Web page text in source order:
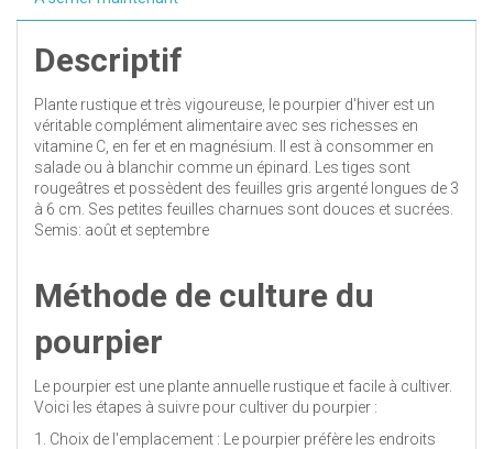
Descriptif
Plante rustique et très vigoureuse, le pourpier d'hiver est un
véritable complément alimentaire avec ses richesses en
vitamine C, en fer et en magnésium. Il est à consommer en
salade ou à blanchir comme un épinard. Les tiges sont
rougeâtres et possèdent des feuilles gris argenté longues de 3
à 6 cm. Ses petites feuilles charnues sont douces et sucrées.
Semis: août et septembre
Méthode de culture du
pourpier
Le pourpier est une plante annuelle rustique et facile à cultiver.
Voici les étapes à suivre pour cultiver du pourpier :
1. Choix de l'emplacement : Le pourpier préfère les endroits